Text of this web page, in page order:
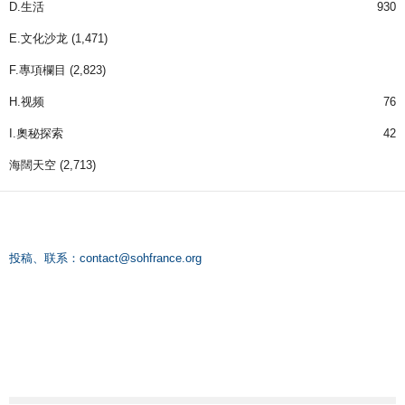
D.生活 930
E.文化沙龙 (1,471)
F.專項欄目 (2,823)
H.视频 76
I.奧秘探索 42
海闊天空 (2,713)
投稿、联系： contact@sohfrance.org